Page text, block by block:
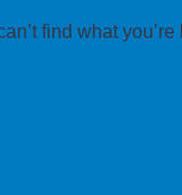
find what